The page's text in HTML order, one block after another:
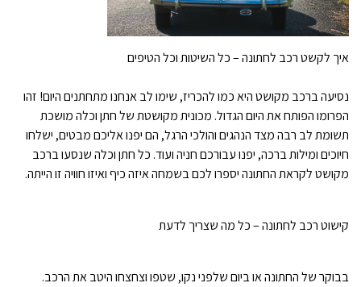
איך לקשט רכב לחתונה – כל השיטות וכל הטיפים
נסיעה ברכב מקושט היא כמו להכריז, שימו לב אנחנו מתחתנים היום! זהו
הפרומו הפותח את היום הגדול. מכונית מקושטת של חתן וכלה מושכת
תשומת לב רבה מצד הנהגים והולכי הרגל, הם יפנו אליכם מבטים, ישלחו
חיוכים ומילות ברכה, יפנו עבורכם חניה ועוד. כל חתן וכלה שנסעו ברכב
מקושט לקראת החתונה יספרו לכם בשמחה איזה כיף ואיזו חוויה זו הייתה.
קישוט רכב לחתונה – כל מה שצריך לדעת
בבוקר של החתונה או ביום שלפני נקו, שטפו וצחצחו היטב את הרכב.